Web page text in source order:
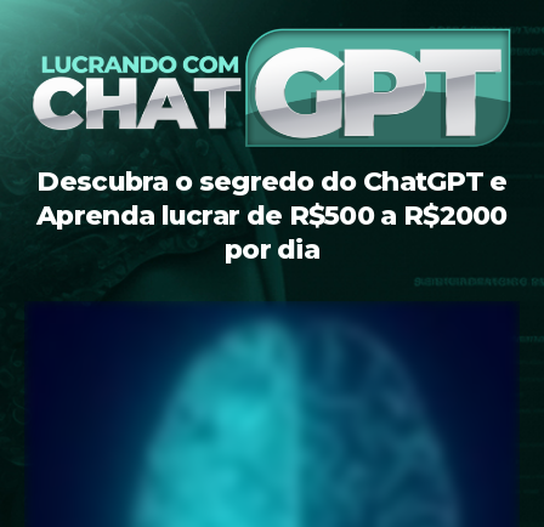
Descubra o segredo do ChatGPT e
Aprenda lucrar de R$500 a R$2000
por dia